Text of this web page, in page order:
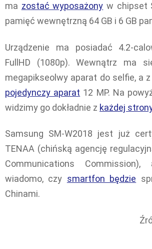
ma zostać wyposażony w chipset
pamięć wewnętrzną 64 GB i 6 GB
Urządzenie ma posiadać 4.2-
FullHD (1080p). Wewnątrz ma
megapikseolwy aparat do selfie, a
pojedynczy aparat 12 MP. Na
widzimy go dokładnie z każdej
Samsung SM-W2018 jest już
TENAA (chińską agencję
Communications
wiadomo, czy smartfon będzie
Chinami.